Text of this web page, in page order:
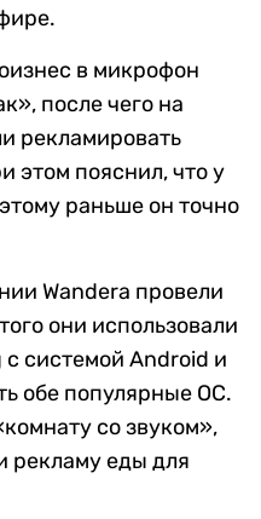
в микрофон
после чего на
рекламировать
этом пояснил, что у
раньше он точно
Wandera провели
они использовали
системой Android и
обе популярные ОС.
со звуком»,
рекламу еды для